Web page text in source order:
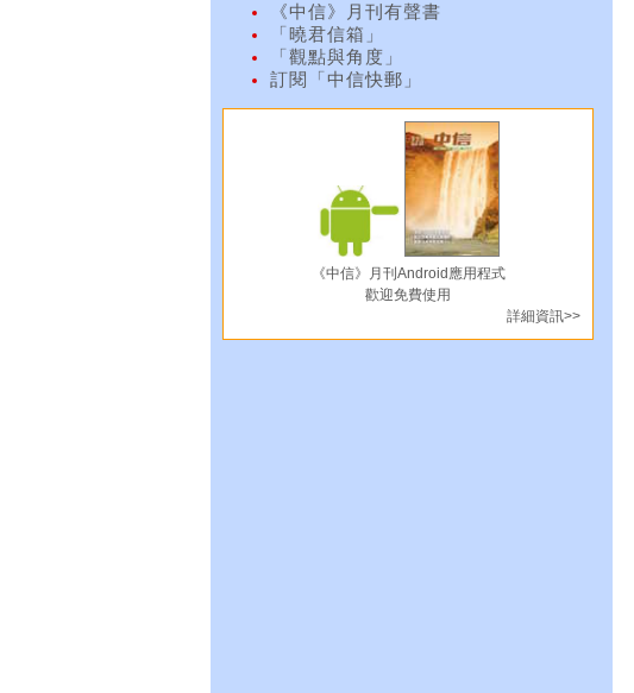
《中信》月刊有聲書
「曉君信箱」
「觀點與角度」
訂閱「中信快郵」
《中信》月刊Android應用程式
歡迎免費使用
詳細資訊>>